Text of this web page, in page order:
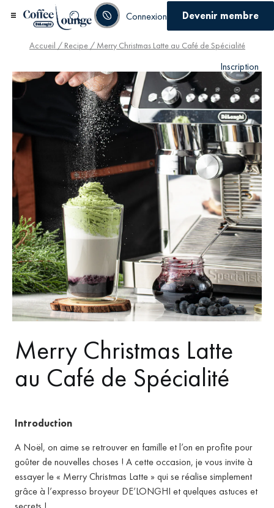
Connexion Devenir membre
Inscription
Accueil / Recipe / Merry Christmas Latte au Café de Spécialité
Merry Christmas Latte
au Café de Spécialité
Introduction
A Noël, on aime se retrouver en famille et l’on en profite pour
goûter de nouvelles choses ! A cette occasion, je vous invite à
essayer le « Merry Christmas Latte » qui se réalise simplement
grâce à l’expresso broyeur DE’LONGHI et quelques astuces et